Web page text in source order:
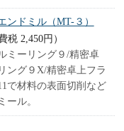
ンドミル（MT-３）
税 2,450円）
ミーリング９/精密卓
ング９X/精密卓上フラ
で材料の表面切削など
ール。